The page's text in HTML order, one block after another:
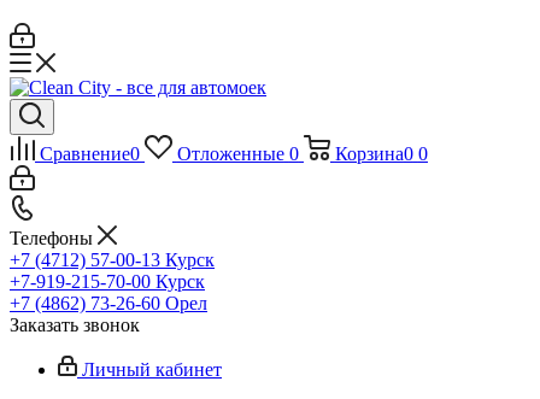
Сравнение0 Отложенные 0 Корзина0 0
Телефоны
+7 (4712) 57-00-13 Курск
+7-919-215-70-00 Курск
+7 (4862) 73-26-60 Орел
Заказать звонок
Личный кабинет